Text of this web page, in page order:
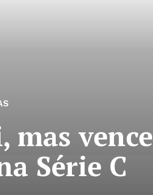
mas vence
Série C